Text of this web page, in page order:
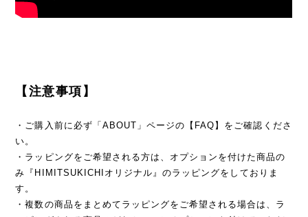
【注意事項】
・ご購入前に必ず「ABOUT」ページの【FAQ】をご確認くださ
い。
・ラッピングをご希望される方は、オプションを付けた商品の
み『HIMITSUKICHIオリジナル』のラッピングをしておりま
す。
・複数の商品をまとめてラッピングをご希望される場合は、ラ